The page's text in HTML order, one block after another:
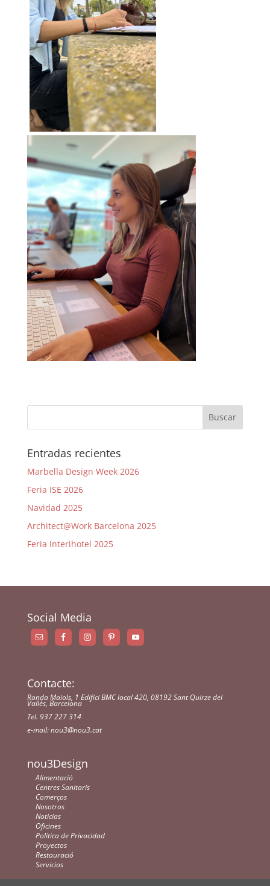
Entradas recientes
Marbella Design Week 2026
Feria ISE 2026
Navidad 2025
Architect@Work Barcelona 2025
Feria Interihotel 2025
Social Media
Contacte:
Ronda Maiols, 1 Edifici BMC local 420, 08192 Sant Quirze del
Vallès, Barcelona
Tel. 937 227 314
e-mail:nou3@nou3.cat
nou3Design
Alimentació
Centres Sanitaris
Comerços
Nosotros
Noticias
Oficines
Política de Privacidad
Proyectos
Restauració
Servicios